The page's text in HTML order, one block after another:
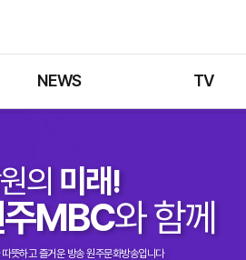
NEWS
뉴스검색
제보는 MBC
정정·반론보도
TV
종영 프로그램
프로그램 구입안내
의 미래!
MBC와 함께
따뜻하고 즐거운 방송 원주문화방송입니다